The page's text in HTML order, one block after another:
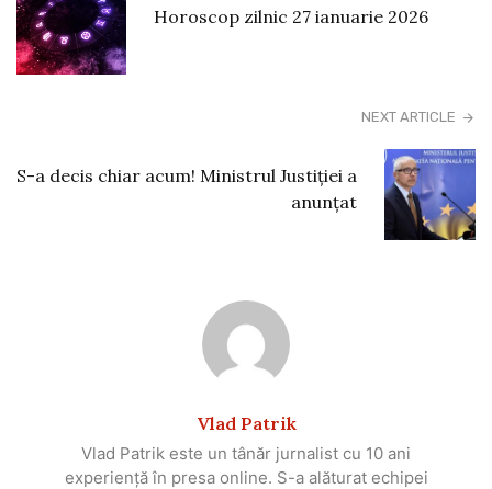
Horoscop zilnic 27 ianuarie 2026
NEXT ARTICLE
S-a decis chiar acum! Ministrul Justiției a
anunțat
Vlad Patrik
Vlad Patrik este un tânăr jurnalist cu 10 ani
experiență în presa online. S-a alăturat echipei